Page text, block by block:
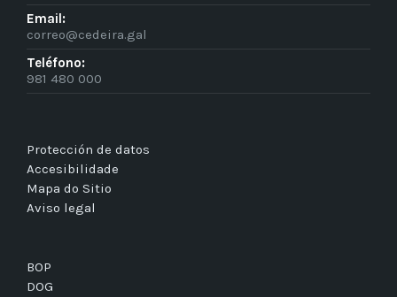
Email:
correo@cedeira.gal
Teléfono:
981 480 000
Protección de datos
Accesibilidade
Mapa do Sitio
Aviso legal
BOP
DOG